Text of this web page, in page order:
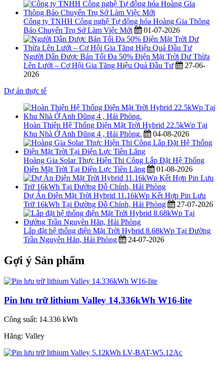
Công ty TNHH Công nghệ Tự động hóa Hoàng Gia Thông
Báo Chuyển Trụ Sở Làm Việc Mới
01-07-2026
Người Dân Được Bán Tối Đa 50% Điện Mặt Trời Dư Thừa
Lên Lưới – Cơ Hội Gia Tăng Hiệu Quả Đầu Tư
27-06-
2026
Dự án thực tế
Hoàn Thiện Hệ Thống Điện Mặt Trời Hybrid 22.5kWp Tại
Khu Nhà Ở Anh Dũng 4 , Hải Phòng.
04-08-2026
Hoàng Gia Solar Thực Hiện Thi Công Lắp Đặt Hệ Thống
Điện Mặt Trời Tại Điện Lực Tiên Lãng
01-08-2026
Dự Án Điện Mặt Trời Hybrid 11.16kWp Kết Hợp Pin Lưu
Trữ 16kWh Tại Đường Đỗ Chính, Hải Phòng
27-07-2026
Lắp đặt hệ thống điện Mặt Trời Hybrid 8.68kWp Tại Đường
Trần Nguyên Hãn, Hải Phòng
24-07-2026
Gợi ý Sản phẩm
Pin lưu trữ lithium Valley 14.336kWh W16-lite
Công suất: 14.336 kWh
Hãng: Valley